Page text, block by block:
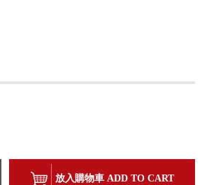
放入購物車 ADD TO CART